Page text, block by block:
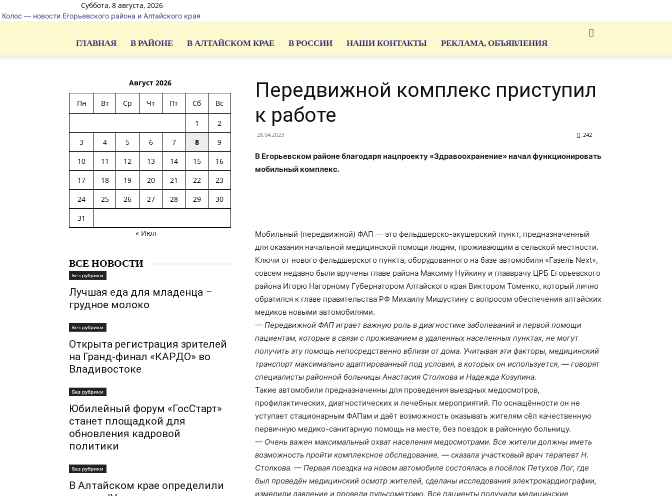
Суббота, 8 августа, 2026
Колос — новости Егорьевского района и Алтайского края
ГЛАВНАЯ В РАЙОНЕ В АЛТАЙСКОМ КРАЕ В РОССИИ НАШИ КОНТАКТЫ РЕКЛАМА, ОБЪЯВЛЕНИЯ
Передвижной комплекс приступил
к работе
28.04.2023 242
В Егорьевском районе благодаря нацпроекту «Здравоохранение» начал функционировать
мобильный комплекс.
Мобильный (передвижной) ФАП — это фельдшерско-акушерский пункт, предназначенный
для оказания начальной медицинской помощи людям, проживающим в сельской местности.
Ключи от нового фельдшерского пункта, оборудованного на базе автомобиля «Газель Next»,
совсем недавно были вручены главе района Максиму Нуйкину и главврачу ЦРБ Егорьевского
района Игорю Нагорному Губернатором Алтайского края Виктором Томенко, который лично
обратился к главе правительства РФ Михаилу Мишустину с вопросом обеспечения алтайских
медиков новыми автомобилями.
— Передвижной ФАП играет важную роль в диагностике заболеваний и первой помощи
пациентам, которые в связи с проживанием в удаленных населенных пунктах, не могут
получить эту помощь непосредственно вблизи от дома. Учитывая эти факторы, медицинский
транспорт максимально адаптированный под условия, в которых он используется, — говорят
специалисты районной больницы Анастасия Столкова и Надежда Козулина.
Такие автомобили предназначенны для проведения выездных медосмотров,
профилактических, диагностических и лечебных мероприятий. По оснащённости он не
уступает стационарным ФАПам и даёт возможность оказывать жителям сёл качественную
первичную медико-санитарную помощь на месте, без поездок в районную больницу.
— Очень важен максимальный охват населения медосмотрами. Все жители должны иметь
возможность пройти комплексное обследование, — сказала участковый врач терапевт Н.
Столкова. — Первая поездка на новом автомобиле состоялась в посёлок Петухов Лог, где
был проведён медицинский осмотр жителей, сделаны исследования электрокардиографии,
измерили давление и провели пульсометрию. Все пациенты получили медицинские
Август 2026
Пн Вт Ср Чт Пт Сб Вс
1
2
3
4 5 6 7 8
9
10
11 12 13 14 15
16
17
18 19 20 21 22
23
24
25 26 27 28 29
30
31
« Июл
ВСЕ НОВОСТИ
Без рубрики
Лучшая еда для младенца –
грудное молоко
Без рубрики
Открыта регистрация зрителей
на Гранд-финал «КАРДО» во
Владивостоке
Без рубрики
Юбилейный форум «ГосСтарт»
станет площадкой для
обновления кадровой
политики
Без рубрики
В Алтайском крае определили